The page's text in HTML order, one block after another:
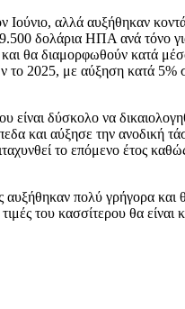
αλλά αυξήθηκαν
9.500 δολάρια ΗΠΑ ανά τόνο
και θα διαμορφωθούν κατά
το 2025, με αύξηση κατά 5%
είναι δύσκολο να
και αύξησε την ανοδική
το επόμενο έτος
αυξήθηκαν πολύ γρήγορα και
του κασσίτερου θα